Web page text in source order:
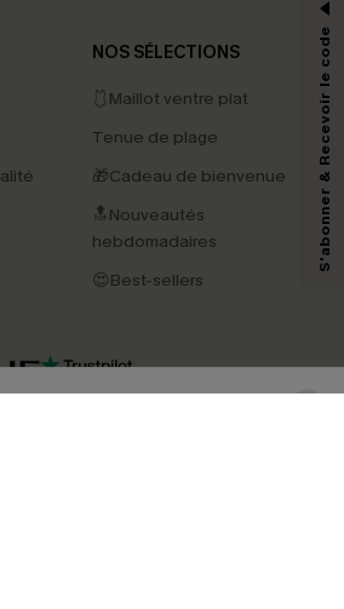
NOS SÉLECTIONS
🩱Maillot ventre plat
Tenue de plage
🎁Cadeau de bienvenue
🔝Nouveautés
hebdomadaires
😍Best-sellers
4.4
généré par l'IA) de Cupshe et
collectées sur notre site ainsi que des
de mesurer votre engagement, de
et nos offres, et de vous recommander des
intéresser, conformément à notre
Politique de
vous désabonner à tout moment.
S'abonner & Recevoir le code